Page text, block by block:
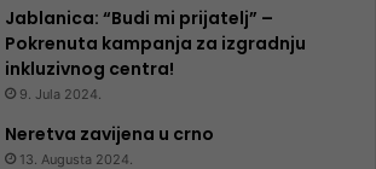
Jablanica: “Budi mi prijatelj” –
Pokrenuta kampanja za izgradnju
inkluzivnog centra!
9. Jula 2024.
Neretva zavijena u crno
13. Augusta 2024.